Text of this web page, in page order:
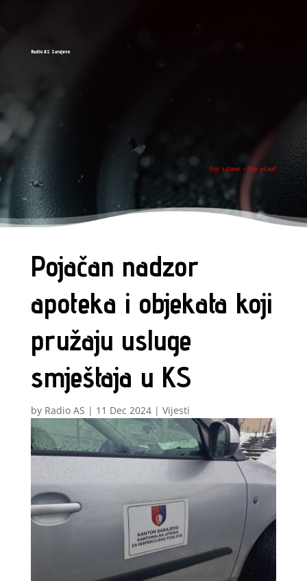
Radio AS Sarajevo
tvoj ritam - tvoj grad
Pojačan nadzor
apoteka i objekata koji
pružaju usluge
smještaja u KS
by Radio AS | 11 Dec 2024| Vijesti